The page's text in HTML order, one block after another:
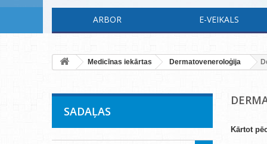
ARBOR E-VEIKALS
Medicīnas iekārtas Dermatoveneroloģija
SADAĻAS
Kārtot